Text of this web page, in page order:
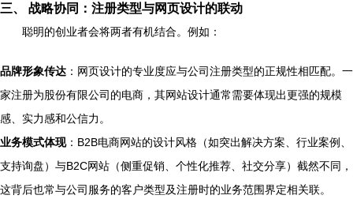
三、 战略协同：注册类型与网页设计的联动
聪明的创业者会将两者有机结合。例如：
品牌形象传达 ：网页设计的专业度应与公司注册类型的正规性相匹配。一
家注册为股份有限公司的电商，其网站设计通常需要体现出更强的规模
感、实力感和公信力。
业务模式体现：B2B电商网站的设计风格（如突出解决方案、行业案例、
支持询盘）与B2C网站（侧重促销、个性化推荐、社交分享）截然不同，
这背后也常与公司服务的客户类型及注册时的业务范围界定相关联。